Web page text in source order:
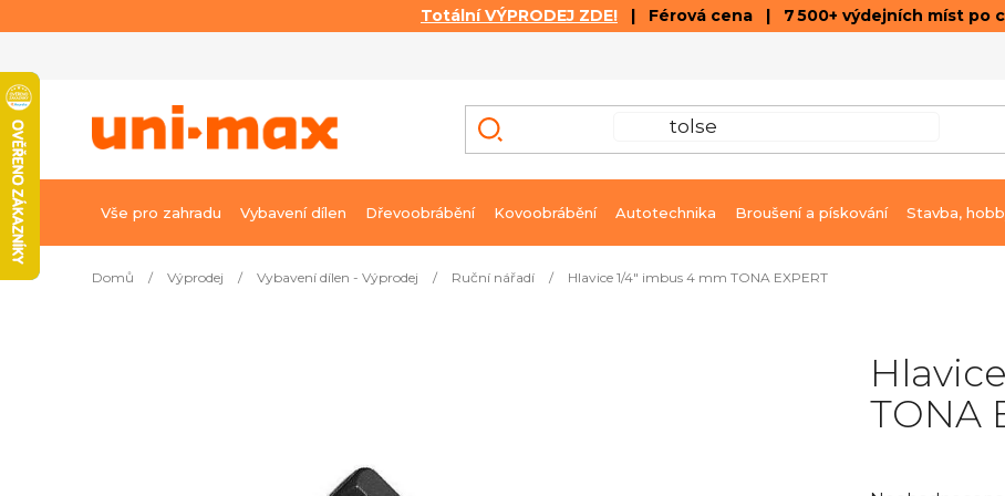
Totální VÝPRODEJ ZDE! | Férová cena | 7 500+ výdejních míst po
obsah
Vše pro zahradu Vybavení dílen Dřevoobrábění Kovoobrábění Autotechnika Broušení a pískování Stavba,
Domů / Výprodej / Vybavení dílen - Výprodej / Ruční nářadí / Hlavice 1/4" imbus 4 mm TONA EXPERT
TONA